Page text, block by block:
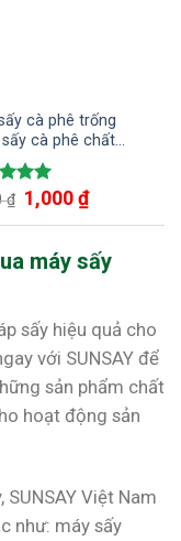
cà phê trống
cà phê chất
cao
xếp
5.00
₫ Giá
gốc
là:
1,000₫Giá
hiện
tại
1,000 ₫.
máy sấy
sấy hiệu quả cho
với SUNSAY để
sản phẩm chất
hoạt động sản
Việt Nam
như: máy sấy